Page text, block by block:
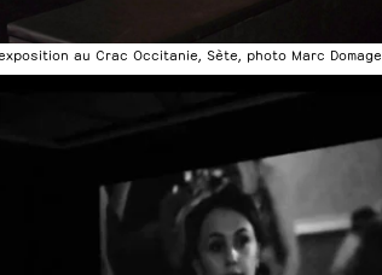
au Crac Occitanie, Sète, photo Marc Domage